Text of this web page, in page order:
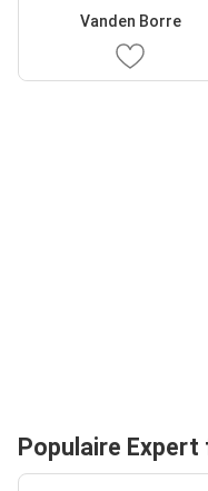
Vanden Borre
Populaire Expert